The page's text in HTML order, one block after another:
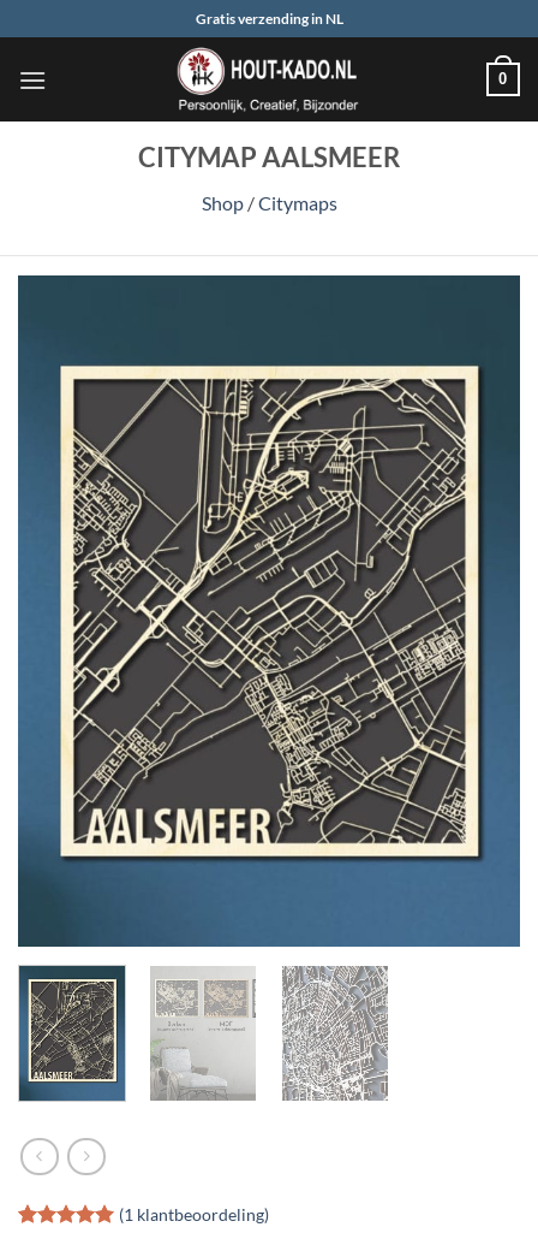
naar
inhoud
Gratis verzending in NL
0
CITYMAP AALSMEER
Shop /Citymaps
(1 klantbeoordeling)